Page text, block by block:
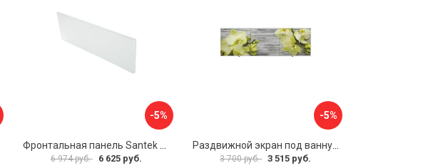
-5%
Фронтальная панель Santek 1.WH30.2.498 00000067322
6 974 руб. 6 625 руб.
-5%
Раздвижной экран под ванну PERFECTO LINEA 36-031509
3 700 руб. 3 515 руб.